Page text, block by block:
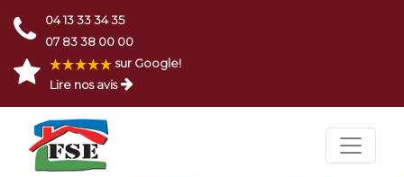
04 13 33 34 35
07 83 38 00 00
sur Google!
Lire nos avis